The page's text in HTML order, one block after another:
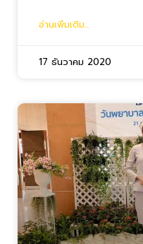
อ่านเพิ่มเติม...
17 ธันวาคม 2020